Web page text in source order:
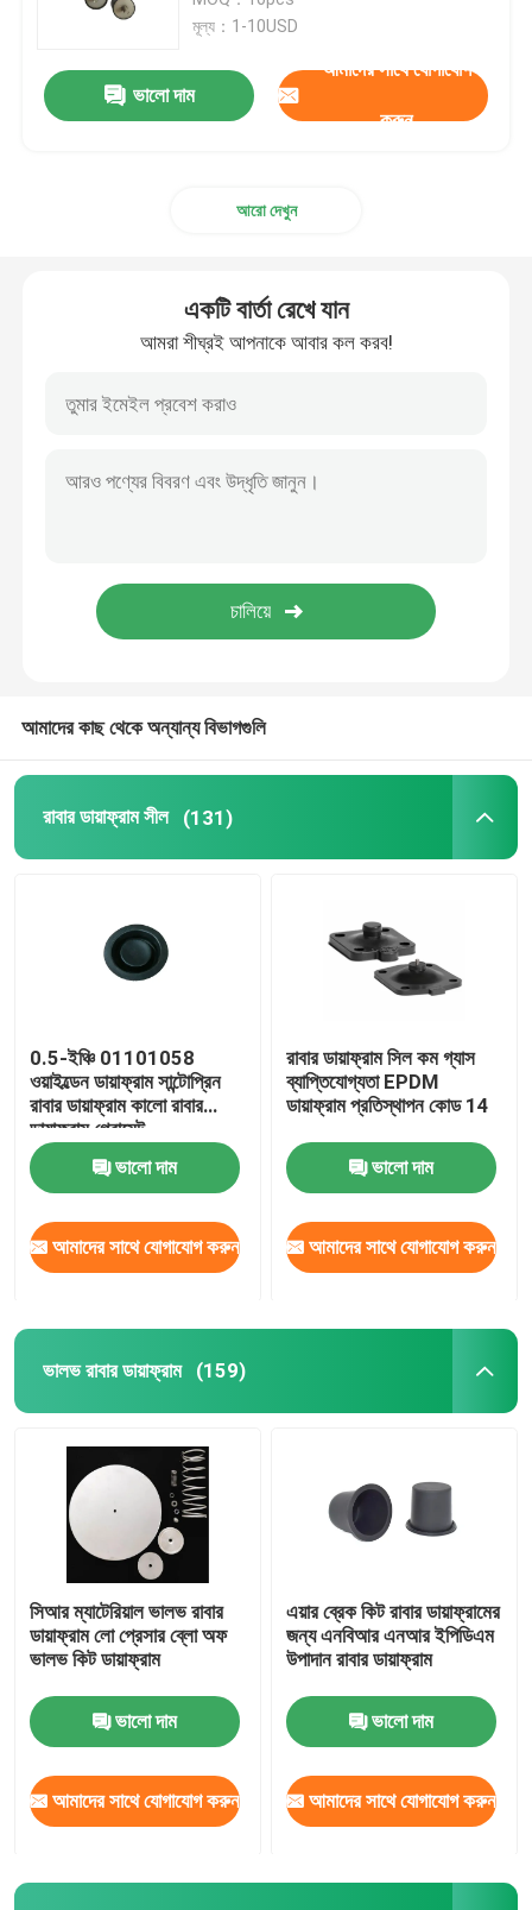
স্টেইনলেস স্টীল নমনীয় পায়ের পাতার মোজাবিশেষ
নিম্নচাপ হাইড্রোলিক পায়ের পাতার মোজাবিশেষ
স্লারি পাইপ প্লাগ
পলিউরেথেন পণ্য
ইন্ডাস্ট্রিয়াল ইমপলস ভালভ
মূল্য：1-10USD
ভালো দাম
আমাদের সাথে যোগাযোগ
করুন
আরো দেখুন
একটি বার্তা রেখে যান
আমরা শীঘ্রই আপনাকে আবার কল করব!
আমাদের কাছ থেকে অন্যান্য বিভাগগুলি
রাবার ডায়াফ্রাম সীল (131)
0.5-ইঞ্চি 01101058
ওয়াইল্ডেন ডায়াফ্রাম সান্টোপ্রিন
রাবার ডায়াফ্রাম কালো রাবার
ডায়াফ্রাম গ্রোমেট
ভালো দাম
আমাদের সাথে যোগাযোগ করুন
রাবার ডায়াফ্রাম সিল কম গ্যাস
ব্যাপ্তিযোগ্যতা EPDM
ডায়াফ্রাম প্রতিস্থাপন কোড 14
ভালো দাম
আমাদের সাথে যোগাযোগ করুন
ভালভ রাবার ডায়াফ্রাম (159)
সিআর ম্যাটেরিয়াল ভালভ রাবার
ডায়াফ্রাম লো প্রেসার ব্লো অফ
ভালভ কিট ডায়াফ্রাম
ভালো দাম
আমাদের সাথে যোগাযোগ করুন
এয়ার ব্রেক কিট রাবার ডায়াফ্রামের
জন্য এনবিআর এনআর ইপিডিএম
উপাদান রাবার ডায়াফ্রাম
ভালো দাম
আমাদের সাথে যোগাযোগ করুন